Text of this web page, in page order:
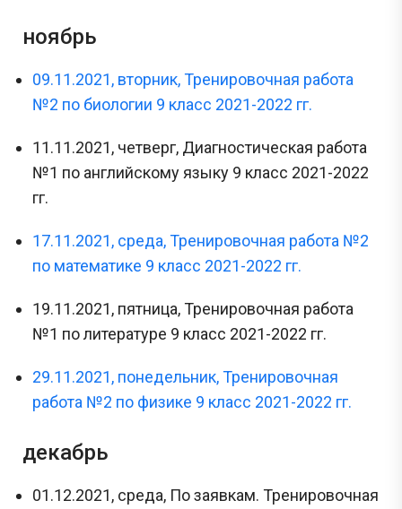
ноябрь
09.11.2021, вторник, Тренировочная работа
№2 по биологии 9 класс 2021-2022 гг.
11.11.2021, четверг, Диагностическая работа
№1 по английскому языку 9 класс 2021-2022
гг.
17.11.2021, среда, Тренировочная работа №2
по математике 9 класс 2021-2022 гг.
19.11.2021, пятница, Тренировочная работа
№1 по литературе 9 класс 2021-2022 гг.
29.11.2021, понедельник, Тренировочная
работа №2 по физике 9 класс 2021-2022 гг.
декабрь
01.12.2021, среда, По заявкам. Тренировочная